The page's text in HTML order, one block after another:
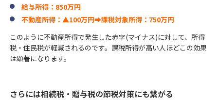
給与所得：850万円
不動産所得：▲100万円➡課税対象所得：750万円
このように不動産所得で発生した赤字(マイナス)に対して、所得
税・住民税が軽減されるのです。課税所得が高い人ほどこの効果
は顕著になります。
さらには相続税・贈与税の節税対策にも繋がる